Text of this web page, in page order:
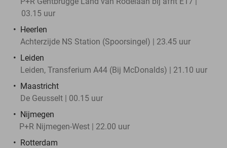
03.15 uur
Heerlen
Achterzijde NS Station (Spoorsingel) | 23.45 uur
Leiden
Leiden, Transferium A44 (Bij McDonalds) | 21.10 uur
Maastricht
De Geusselt | 00.15 uur
Nijmegen
P+R Nijmegen-West | 22.00 uur
Rotterdam